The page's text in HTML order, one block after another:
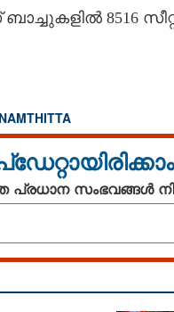
8516
പ്രധാന സംഭവങ്ങൾ